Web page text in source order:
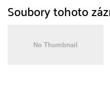
Soubory tohoto